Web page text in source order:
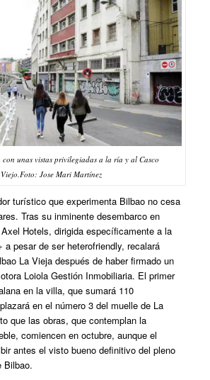
unas vistas privilegiadas a la ría y al Casco
Viejo.Foto: Jose Mari Martínez
turístico que experimenta Bilbao no cesa
Tras su inminente desembarco en
Hotels, dirigida específicamente a la
a pesar de ser heterofriendly, recalará
La Vieja después de haber firmado un
Loiola Gestión Inmobiliaria. El primer
en la villa, que sumará 110
en el número 3 del muelle de La
que las obras, que contemplan la
comiencen en octubre, aunque el
antes el visto bueno definitivo del pleno
Bilbao.